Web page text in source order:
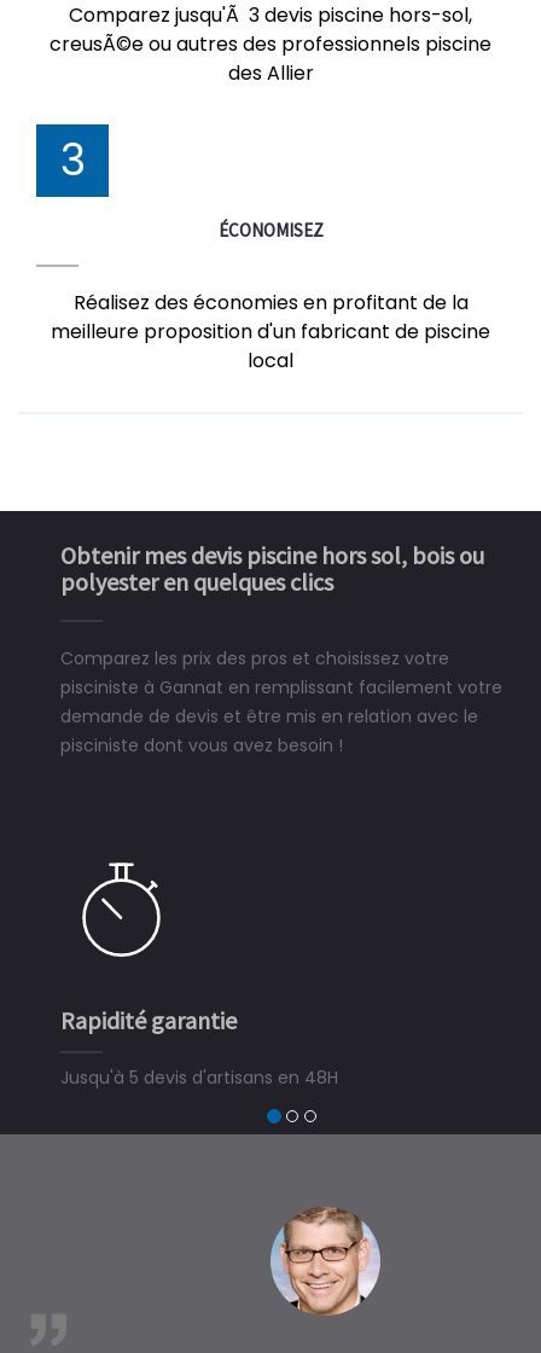
Comparez jusqu'Ã 3 devis piscine hors-sol,
creusÃ©e ou autres des professionnels piscine
des Allier
3
ÉCONOMISEZ
Réalisez des économies en profitant de la
meilleure proposition d'un fabricant de piscine
local
Obtenir mes devis piscine hors sol, bois ou
polyester en quelques clics
Comparez les prix des pros et choisissez votre
pisciniste à Gannat en remplissant facilement votre
demande de devis et être mis en relation avec le
pisciniste dont vous avez besoin !
Rapidité garantie
Jusqu'à 5 devis d'artisans en 48H